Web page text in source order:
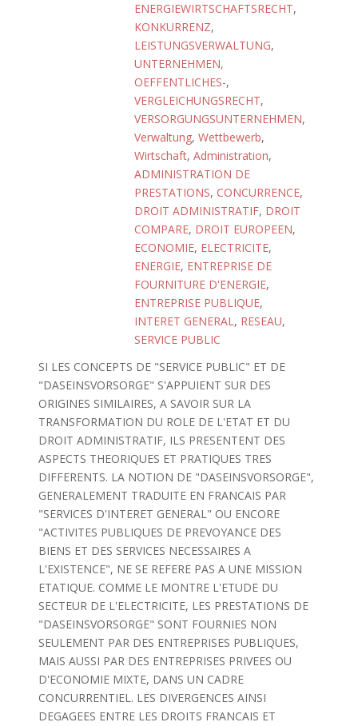
ENERGIEWIRTSCHAFTSRECHT,
KONKURRENZ,
LEISTUNGSVERWALTUNG,
UNTERNEHMEN,
OEFFENTLICHES-,
VERGLEICHUNGSRECHT,
VERSORGUNGSUNTERNEHMEN,
Verwaltung, Wettbewerb,
Wirtschaft, Administration,
ADMINISTRATION DE
PRESTATIONS, CONCURRENCE,
DROIT ADMINISTRATIF, DROIT
COMPARE, DROIT EUROPEEN,
ECONOMIE, ELECTRICITE,
ENERGIE, ENTREPRISE DE
FOURNITURE D'ENERGIE,
ENTREPRISE PUBLIQUE,
INTERET GENERAL, RESEAU,
SERVICE PUBLIC
SI LES CONCEPTS DE "SERVICE PUBLIC" ET DE
"DASEINSVORSORGE" S'APPUIENT SUR DES
ORIGINES SIMILAIRES, A SAVOIR SUR LA
TRANSFORMATION DU ROLE DE L'ETAT ET DU
DROIT ADMINISTRATIF, ILS PRESENTENT DES
ASPECTS THEORIQUES ET PRATIQUES TRES
DIFFERENTS. LA NOTION DE "DASEINSVORSORGE",
GENERALEMENT TRADUITE EN FRANCAIS PAR
"SERVICES D'INTERET GENERAL" OU ENCORE
"ACTIVITES PUBLIQUES DE PREVOYANCE DES
BIENS ET DES SERVICES NECESSAIRES A
L'EXISTENCE", NE SE REFERE PAS A UNE MISSION
ETATIQUE. COMME LE MONTRE L'ETUDE DU
SECTEUR DE L'ELECTRICITE, LES PRESTATIONS DE
"DASEINSVORSORGE" SONT FOURNIES NON
SEULEMENT PAR DES ENTREPRISES PUBLIQUES,
MAIS AUSSI PAR DES ENTREPRISES PRIVEES OU
D'ECONOMIE MIXTE, DANS UN CADRE
CONCURRENTIEL. LES DIVERGENCES AINSI
DEGAGEES ENTRE LES DROITS FRANCAIS ET